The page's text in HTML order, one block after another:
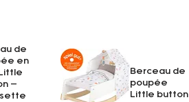
de
en
–
Berceau de
poupée
Little button